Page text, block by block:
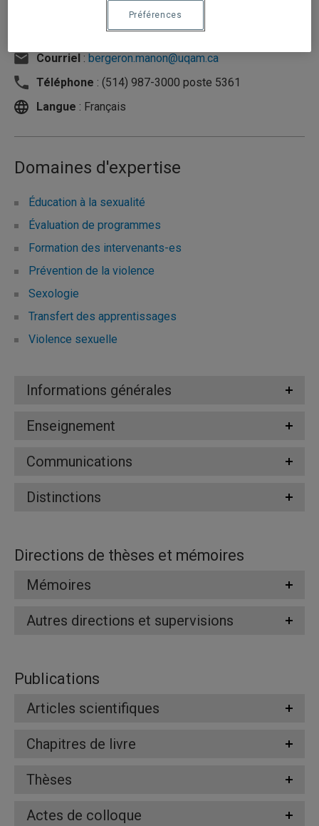
Département de sexologie
Courriel : bergeron.manon@uqam.ca
Téléphone : (514) 987-3000 poste 5361
Langue : Français
Domaines d'expertise
Éducation à la sexualité
Évaluation de programmes
Formation des intervenants-es
Prévention de la violence
Sexologie
Transfert des apprentissages
Violence sexuelle
Informations générales
Enseignement
Communications
Distinctions
Directions de thèses et mémoires
Mémoires
Autres directions et supervisions
Publications
Articles scientifiques
Chapitres de livre
Thèses
Actes de colloque
Préférences